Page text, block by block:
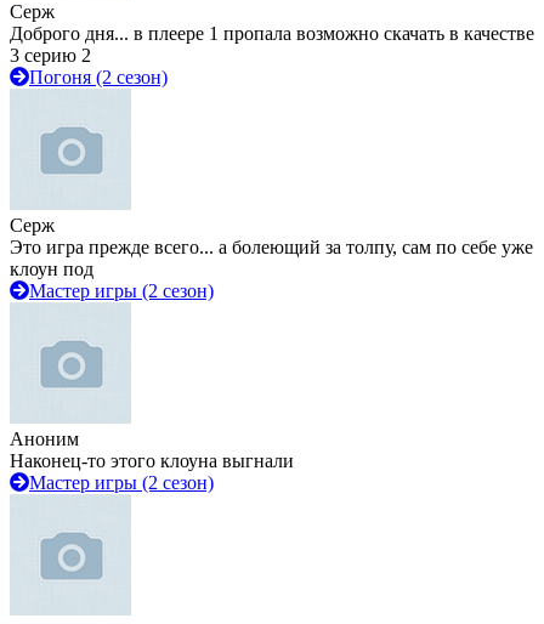
Серж
Доброго дня... в плеере 1 пропала возможно скачать в качестве
3 серию 2
Погоня (2 сезон)
Серж
Это игра прежде всего... а болеющий за толпу, сам по себе уже
клоун под
Мастер игры (2 сезон)
Аноним
Наконец-то этого клоуна выгнали
Мастер игры (2 сезон)